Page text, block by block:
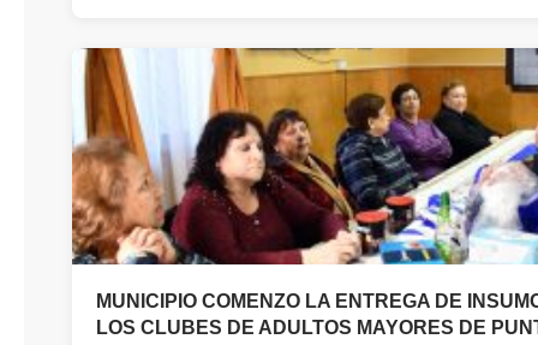
MUNICIPIO COMENZO LA ENTREGA DE
LOS CLUBES DE ADULTOS MAYORES DE